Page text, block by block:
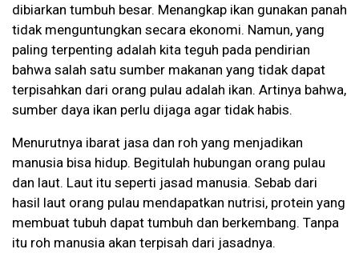
dibiarkan tumbuh besar. Menangkap ikan gunakan panah
tidak menguntungkan secara ekonomi. Namun, yang
paling terpenting adalah kita teguh pada pendirian
bahwa salah satu sumber makanan yang tidak dapat
terpisahkan dari orang pulau adalah ikan. Artinya bahwa,
sumber daya ikan perlu dijaga agar tidak habis.
Menurutnya ibarat jasa dan roh yang menjadikan
manusia bisa hidup. Begitulah hubungan orang pulau
dan laut. Laut itu seperti jasad manusia. Sebab dari
hasil laut orang pulau mendapatkan nutrisi, protein yang
membuat tubuh dapat tumbuh dan berkembang. Tanpa
itu roh manusia akan terpisah dari jasadnya.